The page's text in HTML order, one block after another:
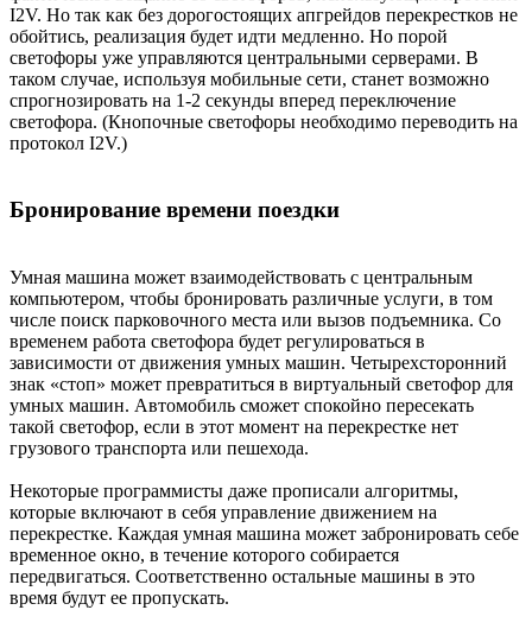
I2V. Но так как без дорогостоящих апгрейдов перекрестков не
обойтись, реализация будет идти медленно. Но порой
светофоры уже управляются центральными серверами. В
таком случае, используя мобильные сети, станет возможно
спрогнозировать на 1-2 секунды вперед переключение
светофора. (Кнопочные светофоры необходимо переводить на
протокол I2V.)
Бронирование времени поездки
Умная машина может взаимодействовать с центральным
компьютером, чтобы бронировать различные услуги, в том
числе поиск парковочного места или вызов подъемника. Со
временем работа светофора будет регулироваться в
зависимости от движения умных машин. Четырехсторонний
знак «стоп» может превратиться в виртуальный светофор для
умных машин. Автомобиль сможет спокойно пересекать
такой светофор, если в этот момент на перекрестке нет
грузового транспорта или пешехода.
Некоторые программисты даже прописали алгоритмы,
которые включают в себя управление движением на
перекрестке. Каждая умная машина может забронировать себе
временное окно, в течение которого собирается
передвигаться. Соответственно остальные машины в это
время будут ее пропускать.